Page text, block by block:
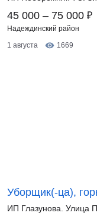
45 000 – 75 000 ₽
Надеждинский район
1 августа
1669
Уборщик(-ца),
ИП Глазунова. Улица